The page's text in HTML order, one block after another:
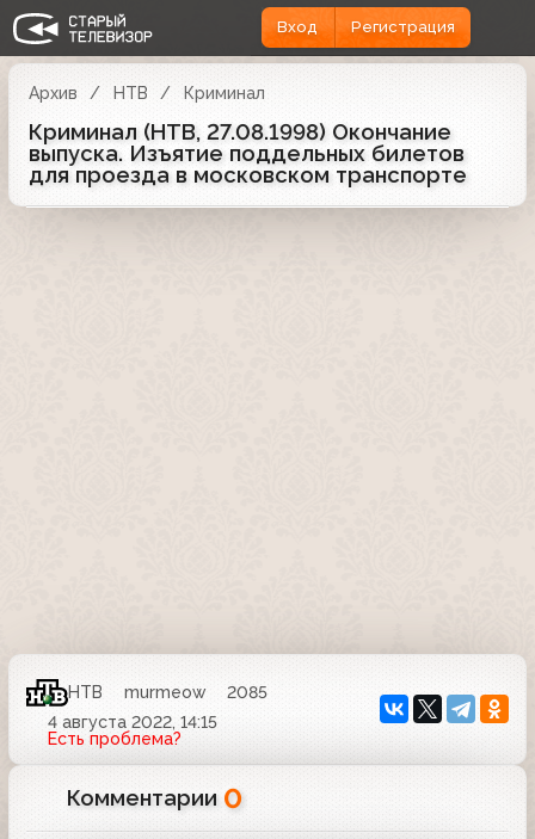
Вход Регистрация
Архив НТВ Криминал
Криминал (НТВ, 27.08.1998) Окончание
выпуска. Изъятие поддельных билетов
для проезда в московском транспорте
НТВ murmeow
2085
4 августа 2022, 14:15
Есть проблема?
Комментарии 0